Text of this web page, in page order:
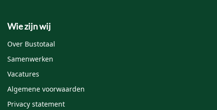
Wie zijn wij
Over Bustotaal
Samenwerken
Vacatures
Algemene voorwaarden
Privacy statement